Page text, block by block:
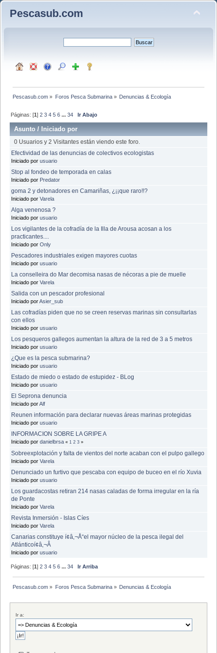
Pescasub.com
Pescasub.com » Foros Pesca Submarina» Denuncias & Ecología
Páginas: [1]2 3 4 5 6 ...34 Ir Abajo
Asunto /Iniciado por
0 Usuarios y 2 Visitantes están viendo este foro.
Efectividad de las denuncias de colectivos ecologistas
Iniciado por usuario
Stop al fondeo de temporada en calas
Iniciado por Predator
goma 2 y detonadores en Camariñas, ¿¡¡que raro!!?
Iniciado por Varela
Alga venenosa ?
Iniciado por usuario
Los vigilantes de la cofradía de la Illa de Arousa acosan a los
practicantes....
Iniciado por Only
Pescadores industriales exigen mayores cuotas
Iniciado por usuario
La conselleira do Mar decomisa nasas de nécoras a pie de muelle
Iniciado por Varela
Salida con un pescador profesional
Iniciado porAsier_sub
Las cofradías piden que no se creen reservas marinas sin consultarlas
con ellos
Iniciado por usuario
Los pesqueros gallegos aumentan la altura de la red de 3 a 5 metros
Iniciado por usuario
¿Que es la pesca submarina?
Iniciado por usuario
Estado de miedo o estado de estupidez - BLog
Iniciado por usuario
El Seprona denuncia
Iniciado porAlf
Reunen información para declarar nuevas áreas marinas protegidas
Iniciado por usuario
INFORMACION SOBRE LA GRIPE A
Iniciado por danielbrsa « 1 2 3 »
Sobreexplotación y falta de vientos del norte acaban con el pulpo gallego
Iniciado por Varela
Denunciado un furtivo que pescaba con equipo de buceo en el río Xuvia
Iniciado por usuario
Los guardacostas retiran 214 nasas caladas de forma irregular en la ría
de Ponte
Iniciado por Varela
Revista Inmersión - Islas Cíes
Iniciado por Varela
Canarias constituye í¢â‚¬Å“el mayor núcleo de la pesca ilegal del
Atlánticoí¢â‚¬Â
Iniciado por usuario
Páginas: [1]2 3 4 5 6 ...34 Ir Arriba
Pescasub.com » Foros Pesca Submarina» Denuncias & Ecología
Ir a: